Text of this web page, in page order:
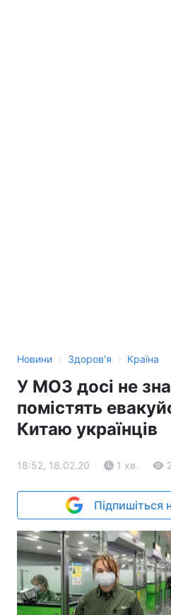
Новини › Здоров'я › Країна
У МОЗ досі не
помістять
Китаю українців
18:52, 18.02.20 1 хв.
Підпишіться